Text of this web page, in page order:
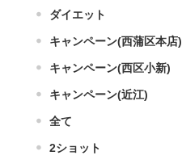
ダイエット
キャンペーン(西蒲区本店)
キャンペーン(西区小新)
キャンペーン(近江)
全て
2ショット